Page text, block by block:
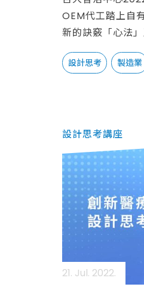
OEM代工踏上自
新的訣竅「心法
步
設計思考 製造業
設計思考講座
21. Jul. 2022.